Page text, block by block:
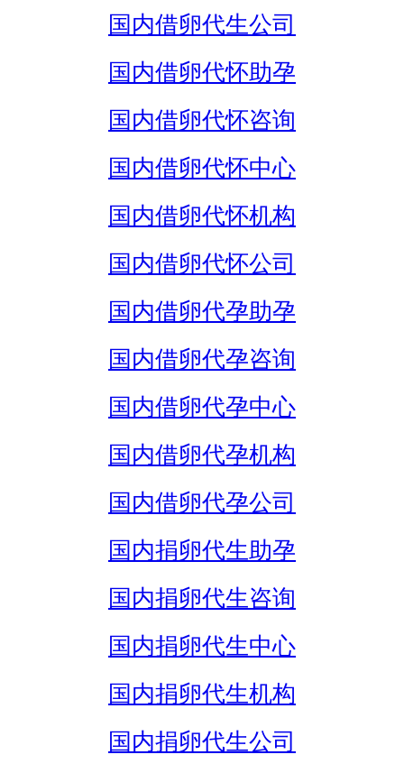
国内借卵代生公司
国内借卵代怀助孕
国内借卵代怀咨询
国内借卵代怀中心
国内借卵代怀机构
国内借卵代怀公司
国内借卵代孕助孕
国内借卵代孕咨询
国内借卵代孕中心
国内借卵代孕机构
国内借卵代孕公司
国内捐卵代生助孕
国内捐卵代生咨询
国内捐卵代生中心
国内捐卵代生机构
国内捐卵代生公司